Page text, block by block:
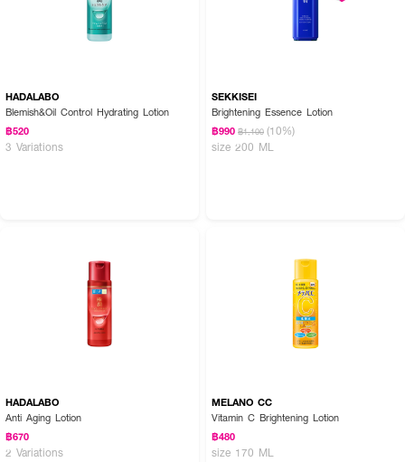
HADALABO
Blemish&Oil Control Hydrating Lotion
฿520
3 Variations
SEKKISEI
Brightening Essence Lotion
฿990 ฿1,100 (10%)
size 200 ML
HADALABO
Anti Aging Lotion
฿670
2 Variations
MELANO CC
Vitamin C Brightening Lotion
฿480
size 170 ML